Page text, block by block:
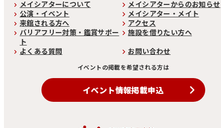
メイシアターについて
メイシアターからのお知らせ
公演・イベント
メイシアター・メイト
来館される方へ
アクセス
バリアフリー対策・鑑賞サポー
ト
施設を借りたい方へ
よくある質問
お問い合わせ
イベントの掲載を希望される方は
イベント情報掲載申込